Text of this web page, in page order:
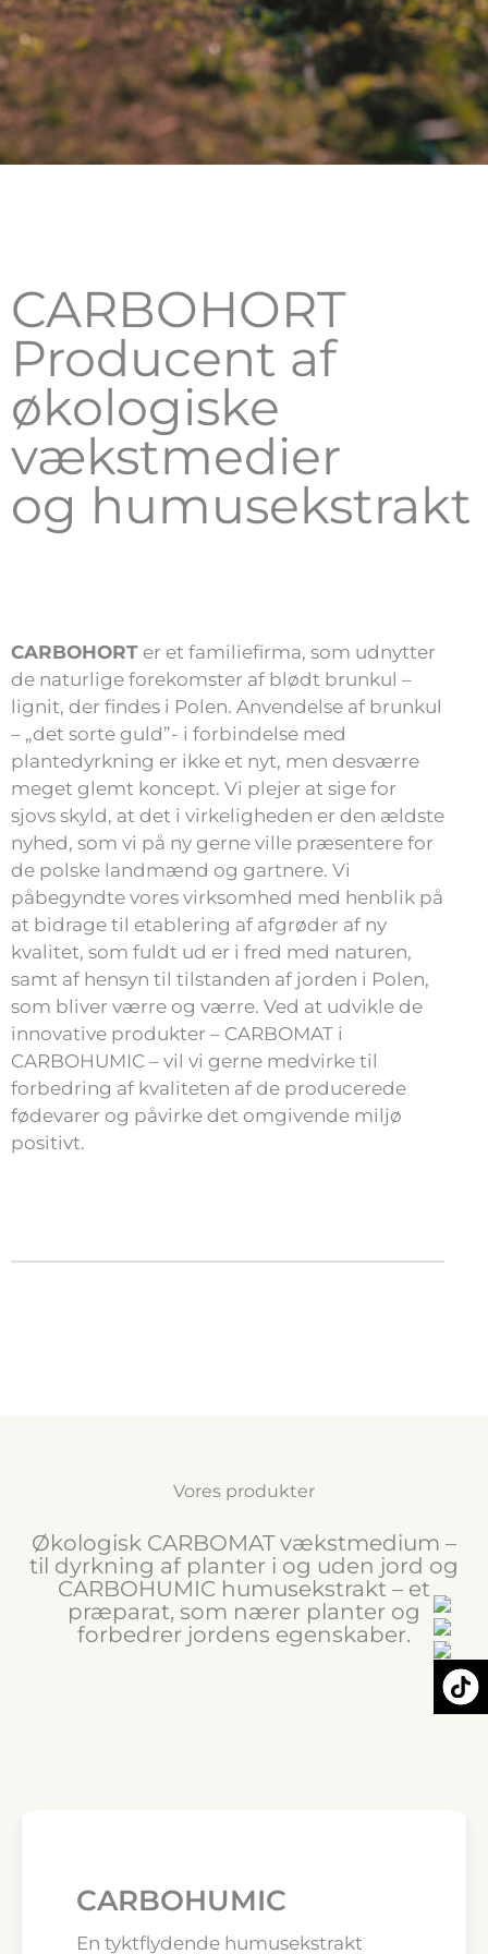
CARBOHORT
Producent af
økologiske
vækstmedier
og humusekstrakt
CARBOHORT er et familiefirma, som udnytter
de naturlige forekomster af blødt brunkul –
lignit, der findes i Polen. Anvendelse af brunkul
– „det sorte guld”- i forbindelse med
plantedyrkning er ikke et nyt, men desværre
meget glemt koncept. Vi plejer at sige for
sjovs skyld, at det i virkeligheden er den ældste
nyhed, som vi på ny gerne ville præsentere for
de polske landmænd og gartnere. Vi
påbegyndte vores virksomhed med henblik på
at bidrage til etablering af afgrøder af ny
kvalitet, som fuldt ud er i fred med naturen,
samt af hensyn til tilstanden af jorden i Polen,
som bliver værre og værre. Ved at udvikle de
innovative produkter – CARBOMAT i
CARBOHUMIC – vil vi gerne medvirke til
forbedring af kvaliteten af de producerede
fødevarer og påvirke det omgivende miljø
positivt.
Vores produkter
Økologisk CARBOMAT vækstmedium –
til dyrkning af planter i og uden jord og
CARBOHUMIC humusekstrakt – et
præparat, som nærer planter og
forbedrer jordens egenskaber.
CARBOHUMIC
En tyktflydende humusekstrakt